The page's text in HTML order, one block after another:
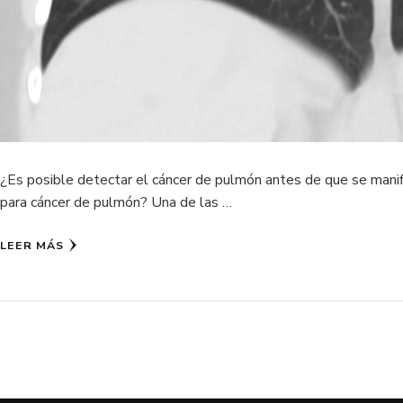
¿Es posible detectar el cáncer de pulmón antes de que se
para cáncer de pulmón? Una de las …
LEER MÁS